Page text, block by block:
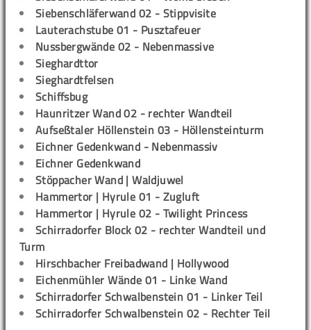
Siebenschläferwand 02 - Stippvisite
Lauterachstube 01 - Pusztafeuer
Nussbergwände 02 - Nebenmassive
Sieghardttor
Sieghardtfelsen
Schiffsbug
Haunritzer Wand 02 - rechter Wandteil
Aufseßtaler Höllenstein 03 - Höllensteinturm
Eichner Gedenkwand - Nebenmassiv
Eichner Gedenkwand
Stöppacher Wand | Waldjuwel
Hammertor | Hyrule 01 - Zugluft
Hammertor | Hyrule 02 - Twilight Princess
Schirradorfer Block 02 - rechter Wandteil und
Turm
Hirschbacher Freibadwand | Hollywood
Eichenmühler Wände 01 - Linke Wand
Schirradorfer Schwalbenstein 01 - Linker Teil
Schirradorfer Schwalbenstein 02 - Rechter Teil